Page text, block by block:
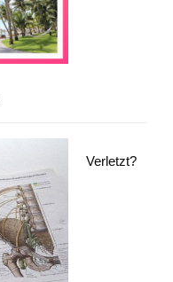
Verletzt?